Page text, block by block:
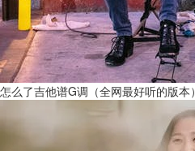
怎么了吉他谱G调（全网最好听的版